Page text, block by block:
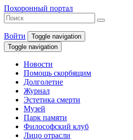
Похоронный портал
Войти
Toggle navigation
Toggle navigation
Новости
Помощь скорбящим
Долголетие
Журнал
Эстетика смерти
Музей
Парк памяти
Философский клуб
Лицо отрасли